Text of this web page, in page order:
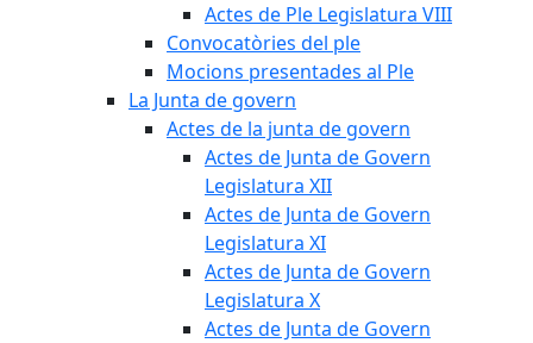
Actes de Ple Legislatura VIII
Convocatòries del ple
Mocions presentades al Ple
La Junta de govern
Actes de la junta de govern
Actes de Junta de Govern
Legislatura XII
Actes de Junta de Govern
Legislatura XI
Actes de Junta de Govern
Legislatura X
Actes de Junta de Govern